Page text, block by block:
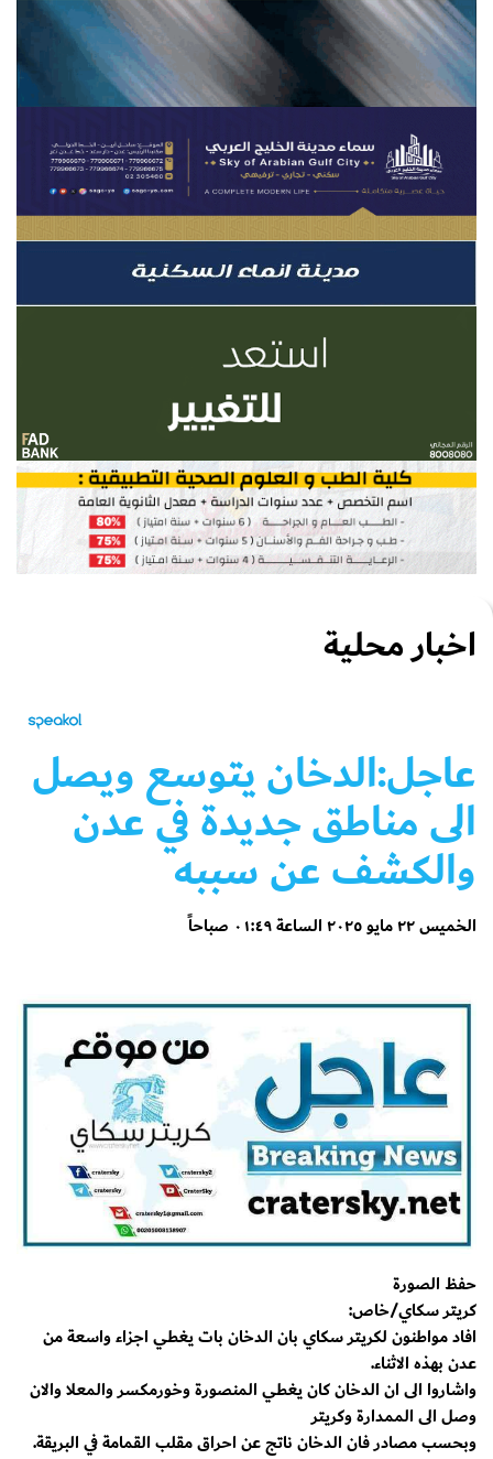
اخبار محلية
عاجل:الدخان يتوسع ويصل
الى مناطق جديدة في عدن
والكشف عن سببه
الخميس ٢٢ مايو ٢٠٢٥ الساعة ٠١:٤٩ صباحاً
حفظ الصورة
كريتر سكاي/خاص:
افاد مواطنون لكريتر سكاي بان الدخان بات يغطي اجزاء واسعة من
عدن بهذه الاثناء.
واشاروا الى ان الدخان كان يغطي المنصورة وخورمكسر والمعلا والان
وصل الى الممدارة وكريتر
وبحسب مصادر فان الدخان ناتج عن احراق مقلب القمامة في البريقة.